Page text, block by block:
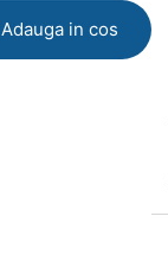
Adauga in cos